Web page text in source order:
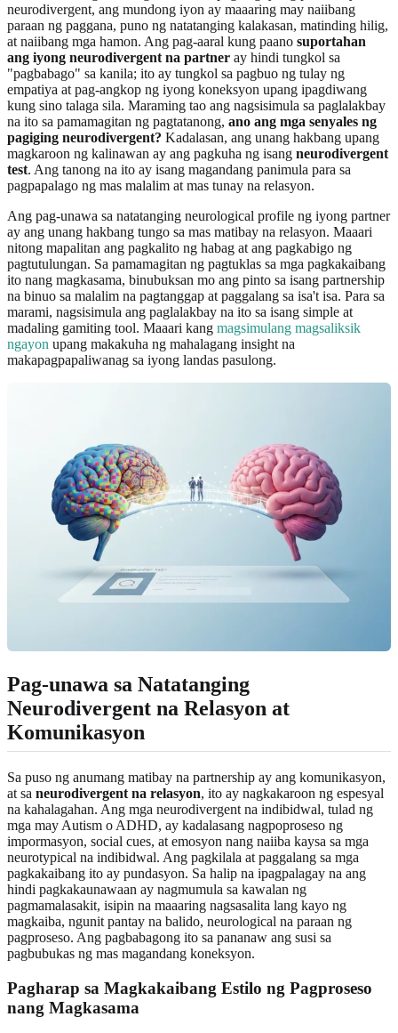
neurodivergent, ang mundong iyon ay maaaring may naiibang
paraan ng paggana, puno ng natatanging kalakasan, matinding hilig,
at naiibang mga hamon. Ang pag-aaral kung paano suportahan
ang iyong neurodivergent na partner ay hindi tungkol sa
"pagbabago" sa kanila; ito ay tungkol sa pagbuo ng tulay ng
empatiya at pag-angkop ng iyong koneksyon upang ipagdiwang
kung sino talaga sila. Maraming tao ang nagsisimula sa paglalakbay
na ito sa pamamagitan ng pagtatanong, ano ang mga senyales ng
pagiging neurodivergent? Kadalasan, ang unang hakbang upang
magkaroon ng kalinawan ay ang pagkuha ng isang neurodivergent
test. Ang tanong na ito ay isang magandang panimula para sa
pagpapalago ng mas malalim at mas tunay na relasyon.
Ang pag-unawa sa natatanging neurological profile ng iyong partner
ay ang unang hakbang tungo sa mas matibay na relasyon. Maaari
nitong mapalitan ang pagkalito ng habag at ang pagkabigo ng
pagtutulungan. Sa pamamagitan ng pagtuklas sa mga pagkakaibang
ito nang magkasama, binubuksan mo ang pinto sa isang partnership
na binuo sa malalim na pagtanggap at paggalang sa isa't isa. Para sa
marami, nagsisimula ang paglalakbay na ito sa isang simple at
madaling gamiting tool. Maaari kang magsimulang magsaliksik
ngayon upang makakuha ng mahalagang insight na
makapagpapaliwanag sa iyong landas pasulong.
Pag-unawa sa Natatanging
Neurodivergent na Relasyon at
Komunikasyon
Sa puso ng anumang matibay na partnership ay ang komunikasyon,
at sa neurodivergent na relasyon, ito ay nagkakaroon ng espesyal
na kahalagahan. Ang mga neurodivergent na indibidwal, tulad ng
mga may Autism o ADHD, ay kadalasang nagpoproseso ng
impormasyon, social cues, at emosyon nang naiiba kaysa sa mga
neurotypical na indibidwal. Ang pagkilala at paggalang sa mga
pagkakaibang ito ay pundasyon. Sa halip na ipagpalagay na ang
hindi pagkakaunawaan ay nagmumula sa kawalan ng
pagmamalasakit, isipin na maaaring nagsasalita lang kayo ng
magkaiba, ngunit pantay na balido, neurological na paraan ng
pagproseso. Ang pagbabagong ito sa pananaw ang susi sa
pagbubukas ng mas magandang koneksyon.
Pagharap sa Magkakaibang Estilo ng Pagproseso
nang Magkasama